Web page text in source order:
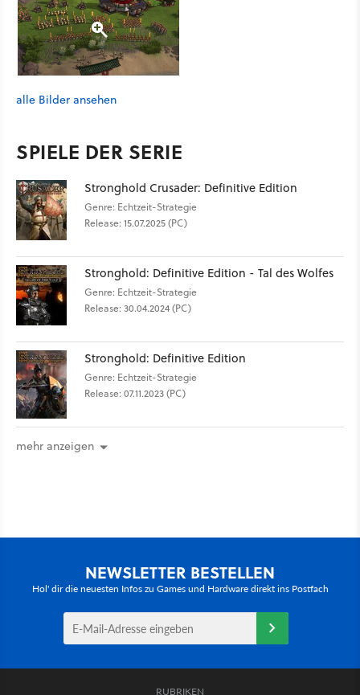
alle Bilder ansehen
SPIELE DER SERIE
Stronghold Crusader: Definitive Edition
Genre: Echtzeit-Strategie
Release: 15.07.2025 (PC)
Stronghold: Definitive Edition - Tal des Wolfes
Genre: Echtzeit-Strategie
Release: 30.04.2024 (PC)
Stronghold: Definitive Edition
Genre: Echtzeit-Strategie
Release: 07.11.2023 (PC)
mehr anzeigen
NEWSLETTER BESTELLEN
Hol' dir die neuesten Infos zu Games und Hardware direkt ins Postfach
RUBRIKEN